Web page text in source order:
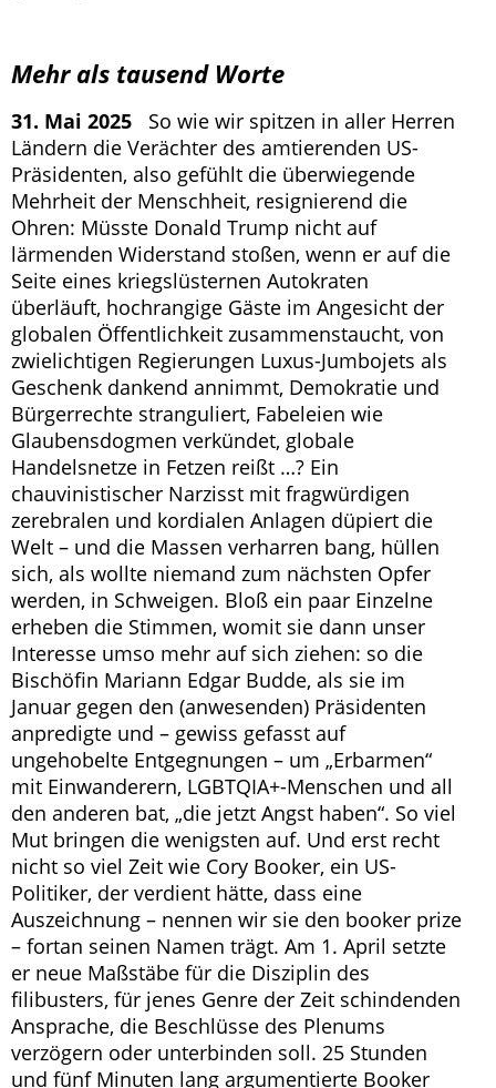
Mehr als tausend Worte
31. Mai 2025 So wie wir spitzen in aller Herren
Ländern die Verächter des amtierenden US-
Präsidenten, also gefühlt die überwiegende
Mehrheit der Menschheit, resignierend die
Ohren: Müsste Donald Trump nicht auf
lärmenden Widerstand stoßen, wenn er auf die
Seite eines kriegslüsternen Autokraten
überläuft, hochrangige Gäste im Angesicht der
globalen Öffentlichkeit zusammenstaucht, von
zwielichtigen Regierungen Luxus-Jumbojets als
Geschenk dankend annimmt, Demokratie und
Bürgerrechte stranguliert, Fabeleien wie
Glaubensdogmen verkündet, globale
Handelsnetze in Fetzen reißt …? Ein
chauvinistischer Narzisst mit fragwürdigen
zerebralen und kordialen Anlagen düpiert die
Welt – und die Massen verharren bang, hüllen
sich, als wollte niemand zum nächsten Opfer
werden, in Schweigen. Bloß ein paar Einzelne
erheben die Stimmen, womit sie dann unser
Interesse umso mehr auf sich ziehen: so die
Bischöfin Mariann Edgar Budde, als sie im
Januar gegen den (anwesenden) Präsidenten
anpredigte und – gewiss gefasst auf
ungehobelte Entgegnungen – um „Erbarmen“
mit Einwanderern, LGBTQIA+-Menschen und all
den anderen bat, „die jetzt Angst haben“. So viel
Mut bringen die wenigsten auf. Und erst recht
nicht so viel Zeit wie Cory Booker, ein US-
Politiker, der verdient hätte, dass eine
Auszeichnung – nennen wir sie den booker prize
– fortan seinen Namen trägt. Am 1. April setzte
er neue Maßstäbe für die Disziplin des
filibusters, für jenes Genre der Zeit schindenden
Ansprache, die Beschlüsse des Plenums
verzögern oder unterbinden soll. 25 Stunden
und fünf Minuten lang argumentierte Booker